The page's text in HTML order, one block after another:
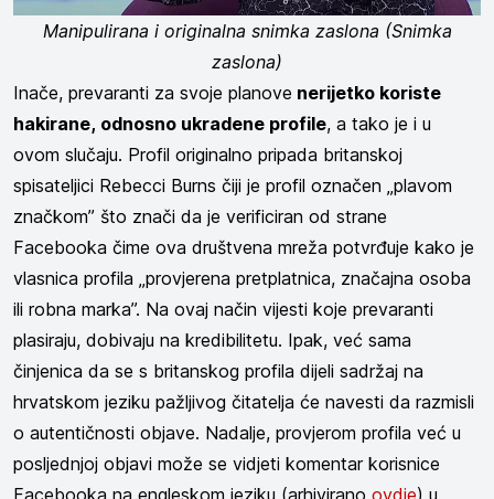
Manipulirana i originalna snimka zaslona (Snimka
zaslona)
Inače, prevaranti za svoje planove nerijetko koriste
hakirane, odnosno ukradene profile, a tako je i u
ovom slučaju. Profil originalno pripada britanskoj
spisateljici Rebecci Burns čiji je profil označen „plavom
značkom” što znači da je verificiran od strane
Facebooka čime ova društvena mreža potvrđuje kako je
vlasnica profila „provjerena pretplatnica, značajna osoba
ili robna marka”. Na ovaj način vijesti koje prevaranti
plasiraju, dobivaju na kredibilitetu. Ipak, već sama
činjenica da se s britanskog profila dijeli sadržaj na
hrvatskom jeziku pažljivog čitatelja će navesti da razmisli
o autentičnosti objave. Nadalje, provjerom profila već u
posljednjoj objavi može se vidjeti komentar korisnice